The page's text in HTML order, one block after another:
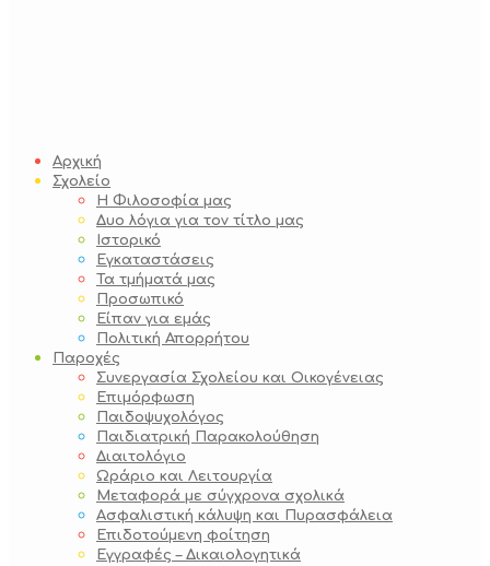
Αρχική
Σχολείο
Η Φιλοσοφία μας
Δυο λόγια για τον τίτλο μας
Ιστορικό
Εγκαταστάσεις
Τα τμήματά μας
Προσωπικό
Είπαν για εμάς
Πολιτική Απορρήτου
Παροχές
Συνεργασία Σχολείου και Οικογένειας
Επιμόρφωση
Παιδοψυχολόγος
Παιδιατρική Παρακολούθηση
Διαιτολόγιο
Ωράριο και Λειτουργία
Μεταφορά με σύγχρονα σχολικά
Ασφαλιστική κάλυψη και Πυρασφάλεια
Επιδοτούμενη φοίτηση
Εγγραφές – Δικαιολογητικά